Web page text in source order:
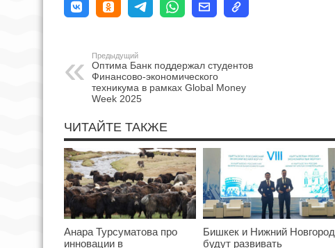
Предыдущий
Оптима Банк поддержал студентов
Финансово-экономического
техникума в рамках Global Money
Week 2025
ЧИТАЙТЕ ТАКЖЕ
Анара Турсуматова про
инновации в
Бишкек и Нижний Новгород
будут развивать